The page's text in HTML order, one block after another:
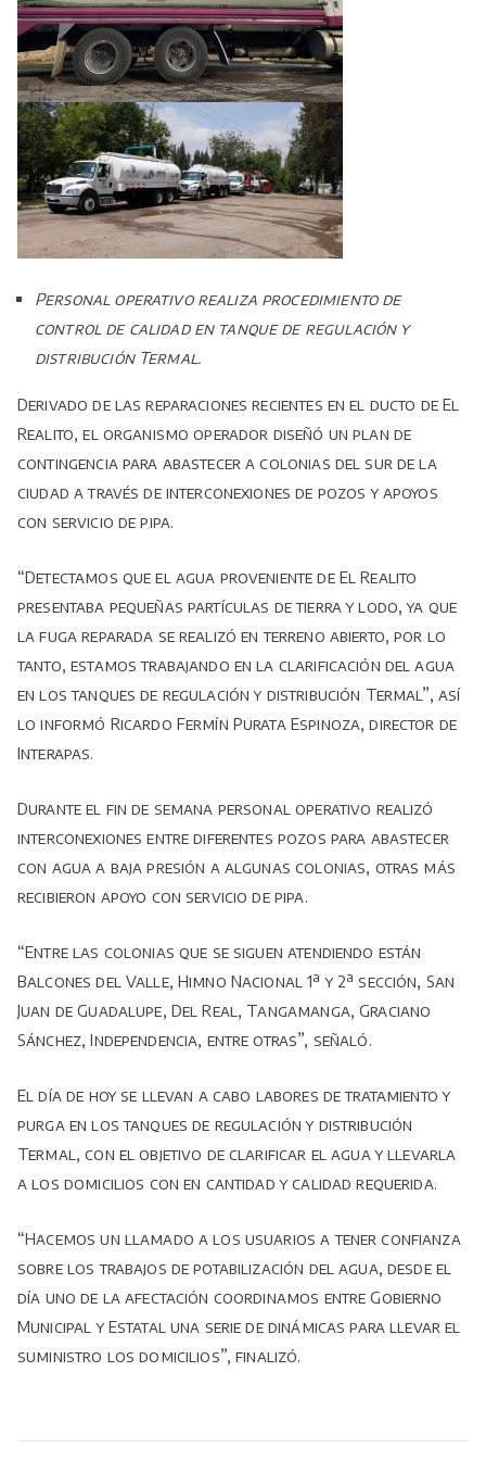
Personal operativo realiza procedimiento de
control de calidad en tanque de regulación y
distribución Termal.
Derivado de las reparaciones recientes en el ducto de El
Realito, el organismo operador diseñó un plan de
contingencia para abastecer a colonias del sur de la
ciudad a través de interconexiones de pozos y apoyos
con servicio de pipa.
“Detectamos que el agua proveniente de El Realito
presentaba pequeñas partículas de tierra y lodo, ya que
la fuga reparada se realizó en terreno abierto, por lo
tanto, estamos trabajando en la clarificación del agua
en los tanques de regulación y distribución Termal”, así
lo informó Ricardo Fermín Purata Espinoza, director de
Interapas.
Durante el fin de semana personal operativo realizó
interconexiones entre diferentes pozos para abastecer
con agua a baja presión a algunas colonias, otras más
recibieron apoyo con servicio de pipa.
“Entre las colonias que se siguen atendiendo están
Balcones del Valle, Himno Nacional 1ª y 2ª sección, San
Juan de Guadalupe, Del Real, Tangamanga, Graciano
Sánchez, Independencia, entre otras”, señaló.
El día de hoy se llevan a cabo labores de tratamiento y
purga en los tanques de regulación y distribución
Termal, con el objetivo de clarificar el agua y llevarla
a los domicilios con en cantidad y calidad requerida.
“Hacemos un llamado a los usuarios a tener confianza
sobre los trabajos de potabilización del agua, desde el
día uno de la afectación coordinamos entre Gobierno
Municipal y Estatal una serie de dinámicas para llevar el
suministro los domicilios”, finalizó.